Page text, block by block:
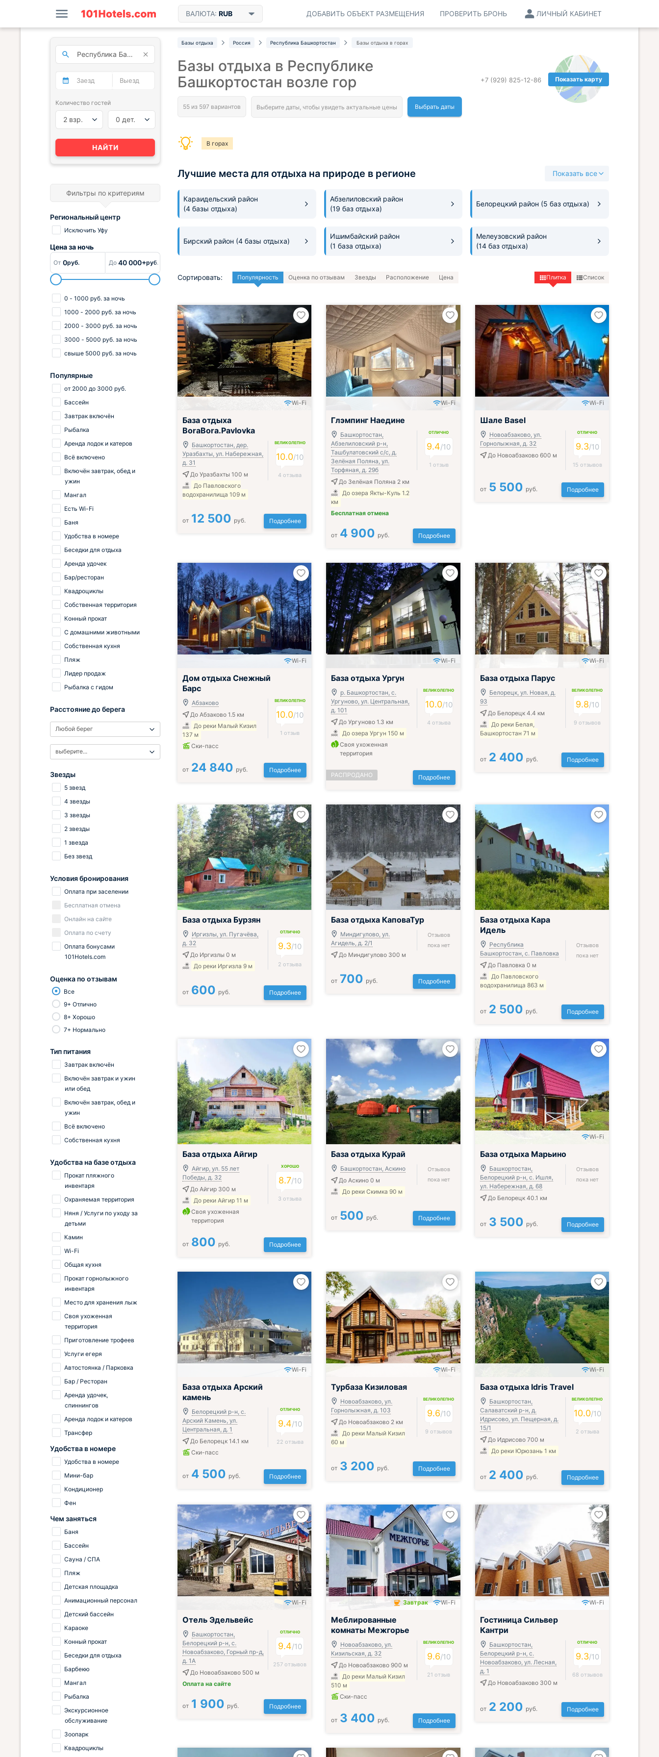
ВАЛЮТА: RUB ЛИЧНЫЙ КАБИНЕТ
ПРОВЕРИТЬ БРОНЬ
ДОБАВИТЬ ОБЪЕКТ РАЗМЕЩЕНИЯ
Базы отдыха Россия Республика Башкортостан Базы отдыха в горах
Показать карту
+7 (929) 825-12-86
Базы отдыха в Республике
Башкортостан возле гор
Выбрать даты
В горах
Лучшие места для отдыха на природе в регионе Показать все
Караидельский район
(4 базы отдыха)
Абзелиловский район
(19 баз отдыха)
Белорецкий район (5 баз отдыха)
Бирский район (4 базы отдыха)
Ишимбайский район
(1 база отдыха)
Мелеузовский район
(14 баз отдыха)
Сортировать: Популярность Оценка по отзывам Звезды Расположение Цена Плитка Список
Wi-Fi
База отдыха
BoraBora.Pavlovka
Башкортостан, дер.
Уразбахты, ул. Набережная,
д. 31
До Уразбахты 100 м
До Павловского
водохранилища 109 м
ВЕЛИКОЛЕПНО
10.0/10
4 отзыва
от 12 500 руб. Подробнее
Wi-Fi
Глэмпинг Наедине
Башкортостан,
Абзелиловский р-н,
Ташбулатовский с/с, д.
Зелёная Поляна, ул.
Торфяная, д. 29б
До Зелёная Поляна 2 км
До озера Якты-Куль 1.2
км
Бесплатная отмена
ОТЛИЧНО
9.4/10
1 отзыв
от 4 900 руб. Подробнее
Wi-Fi
Шале Basel
Новоабзаково, ул.
Горнолыжная, д. 32
До Новоабзаково 600 м
ОТЛИЧНО
9.3/10
15 отзывов
от 5 500 руб. Подробнее
Wi-Fi
Дом отдыха Снежный
Барс
Абзаково
До Абзаково 1.5 км
До реки Малый Кизил
137 м
Ски-пасс
ВЕЛИКОЛЕПНО
10.0/10
1 отзыв
от 24 840 руб. Подробнее
Включён завтрак, обед и ужин
Wi-Fi
База отдыха Ургун
р. Башкортостан, с.
Ургуново, ул. Центральная,
д. 101
До Ургуново 1.3 км
До озера Ургун 150 м
Своя ухоженная
территория
ВЕЛИКОЛЕПНО
10.0/10
4 отзыва
РАСПРОДАНО Подробнее
Wi-Fi
База отдыха Парус
Белорецк, ул. Новая, д.
93
До Белорецк 4.4 км
До реки Белая,
Башкортостан 71 м
ВЕЛИКОЛЕПНО
9.8/10
9 отзывов
от 2 400 руб. Подробнее
База отдыха Бурзян
Иргизлы, ул. Пугачёва,
д. 32
До Иргизлы 0 м
До реки Иргизла 9 м
ОТЛИЧНО
9.3/10
2 отзыва
от 600 руб. Подробнее
База отдыха КаповаТур
Миндигулово, ул.
Агидель, д. 2/1
До Миндигулово 300 м
Отзывов
пока нет
от 700 руб. Подробнее
База отдыха Кара
Идель
Республика
Башкортостан, с. Павловка
До Павловка 0 м
До Павловского
водохранилища 863 м
Отзывов
пока нет
от 2 500 руб. Подробнее
База отдыха Айгир
Айгир, ул. 55 лет
Победы, д. 32
До Айгир 300 м
До реки Айгир 11 м
Своя ухоженная
территория
ХОРОШО
8.7/10
3 отзыва
от 800 руб. Подробнее
База отдыха Курай
Башкортостан, Аскино
До Аскино 0 м
До реки Скимка 90 м
Отзывов
пока нет
от 500 руб. Подробнее
Wi-Fi
База отдыха Марьино
Башкортостан,
Белорецкий р-н, с. Ишля,
ул. Набережная, д. 68
До Белорецк 40.1 км
Отзывов
пока нет
от 3 500 руб. Подробнее
Wi-Fi
База отдыха Арский
камень
Белорецкий р-н, с.
Арский Камень, ул.
Центральная, д. 1
До Белорецк 14.1 км
Ски-пасс
ОТЛИЧНО
9.4/10
22 отзыва
от 4 500 руб. Подробнее
Wi-Fi
Турбаза Кизиловая
Новоабзаково, ул.
Горнолыжная, д. 103
До Новоабзаково 2 км
До реки Малый Кизил
60 м
ВЕЛИКОЛЕПНО
9.6/10
9 отзывов
от 3 200 руб. Подробнее
Wi-Fi
База отдыха Idris Travel
Башкортостан,
Салаватский р-н, д.
Идрисово, ул. Пещерная, д.
15/1
До Идрисово 700 м
До реки Юрюзань 1 км
ВЕЛИКОЛЕПНО
10.0/10
2 отзыва
от 2 400 руб. Подробнее
Wi-Fi
Отель Эдельвейс
Башкортостан,
Белорецкий р-н, с.
Новоабзаково, Горный пр-д,
д. 1A
До Новоабзаково 500 м
Оплата на сайте
ОТЛИЧНО
9.4/10
257 отзывов
от 1 900 руб. Подробнее
Завтрак включён
Завтрак Wi-Fi
Меблированные
комнаты Межгорье
Новоабзаково, ул.
Кизильская, д. 32
До Новоабзаково 900 м
До реки Малый Кизил
510 м
Ски-пасс
ВЕЛИКОЛЕПНО
9.6/10
21 отзыв
от 3 400 руб. Подробнее
Wi-Fi
Гостиница Сильвер
Кантри
Башкортостан,
Белорецкий р-н, с.
Новоабзаково, ул. Лесная,
д. 1
До Новоабзаково 300 м
ОТЛИЧНО
9.3/10
68 отзывов
от 2 200 руб. Подробнее
Количество гостей
2 взр. 0 дет.
НАЙТИ
Фильтры по критериям
Региональный центр
Исключить Уфу
Цена заночь
От 0руб. До 40 000+руб.
0 - 1000 руб. за ночь
1000 - 2000 руб. за ночь
2000 - 3000 руб. за ночь
3000 - 5000 руб. за ночь
свыше 5000 руб. за ночь
Популярные
от 2000 до 3000 руб.
Бассейн
Завтрак включён
Рыбалка
Аренда лодок и катеров
Всё включено
Включён завтрак, обед и
ужин
Мангал
Есть Wi-Fi
Баня
Удобства в номере
Беседки для отдыха
Аренда удочек
Бар/ресторан
Квадроциклы
Собственная территория
Конный прокат
С домашними животными
Собственная кухня
Пляж
Лидер продаж
Рыбалка с гидом
Расстояние до берега
Любой берег
выберите...
Звезды
5 звезд
4 звезды
3 звезды
2 звезды
1 звезда
Без звезд
Условия бронирования
Оплата при заселении
Бесплатная отмена
Онлайн на сайте
Оплата по счету
Оплата бонусами
101Hotels.com
Оценка по отзывам
Все
9+ Отлично
8+ Хорошо
7+ Нормально
Тип питания
Завтрак включён
Включён завтрак и ужин
или обед
Включён завтрак, обед и
ужин
Всё включено
Собственная кухня
Удобства на базе отдыха
Прокат пляжного
инвентаря
Охраняемая территория
Няня / Услуги по уходу за
детьми
Камин
Wi-Fi
Общая кухня
Прокат горнолыжного
инвентаря
Место для хранения лыж
Своя ухоженная
территория
Приготовление трофеев
Услуги егеря
Автостоянка / Парковка
Бар / Ресторан
Аренда удочек,
спиннингов
Аренда лодок и катеров
Трансфер
Удобства в номере
Удобства в номере
Мини-бар
Кондиционер
Фен
Чем заняться
Баня
Бассейн
Сауна / СПА
Пляж
Детская площадка
Анимационный персонал
Детский бассейн
Караоке
Конный прокат
Беседки для отдыха
Барбекю
Мангал
Рыбалка
Экскурсионное
обслуживание
Зоопарк
Квадроциклы